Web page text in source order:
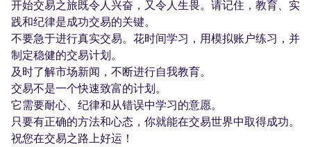
开始交易之旅既令人兴奋，又令人生畏。请记住，教育、实
践和纪律是成功交易的关键。
不要急于进行真实交易。花时间学习，用模拟账户练习，并
制定稳健的交易计划。
及时了解市场新闻，不断进行自我教育。
交易不是一个快速致富的计划。
它需要耐心、纪律和从错误中学习的意愿。
只要有正确的方法和心态，你就能在交易世界中取得成功。
祝您在交易之路上好运！